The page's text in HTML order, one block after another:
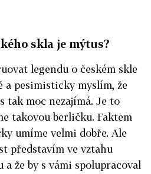
skla je mýtus?
legendu o českém skle
pesimisticky myslím, že
tak moc nezajímá. Je to
takovou berličku. Faktem
umíme velmi dobře. Ale
představím ve vztahu
že by s vámi spolupracoval